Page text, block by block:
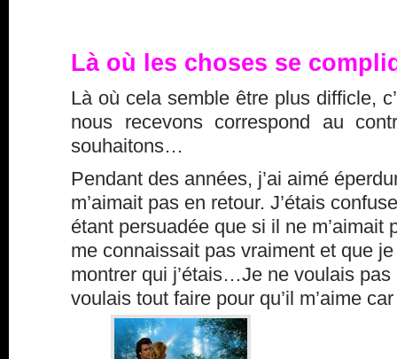
Là où les choses se
Là où cela semble être plus difficle,
nous recevons correspond au
souhaitons…
Pendant des années, j’ai aimé
m’aimait pas en retour. J’étais
étant persuadée que si il ne m’aimait
me connaissait pas vraiment et que
montrer qui j’étais…Je ne voulais
voulais tout faire pour qu’il m’aime